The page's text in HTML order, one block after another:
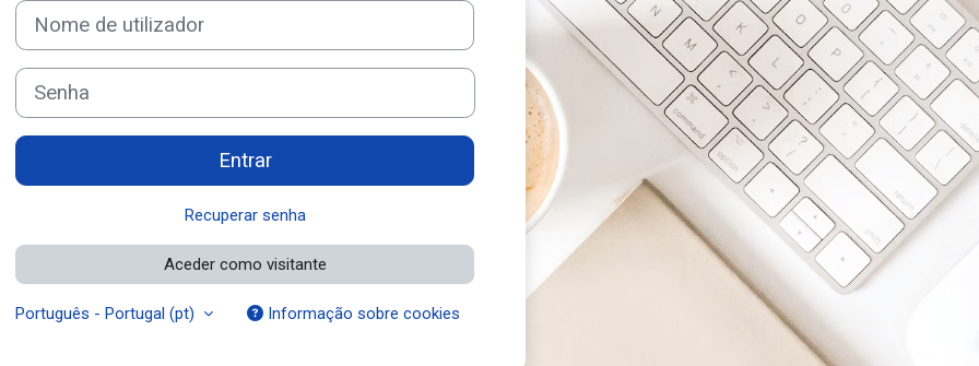
Nome de utilizador
Senha
Entrar
Recuperar senha
Aceder como visitante
Português - Portugal ‎(pt)‎ Informação sobre cookies